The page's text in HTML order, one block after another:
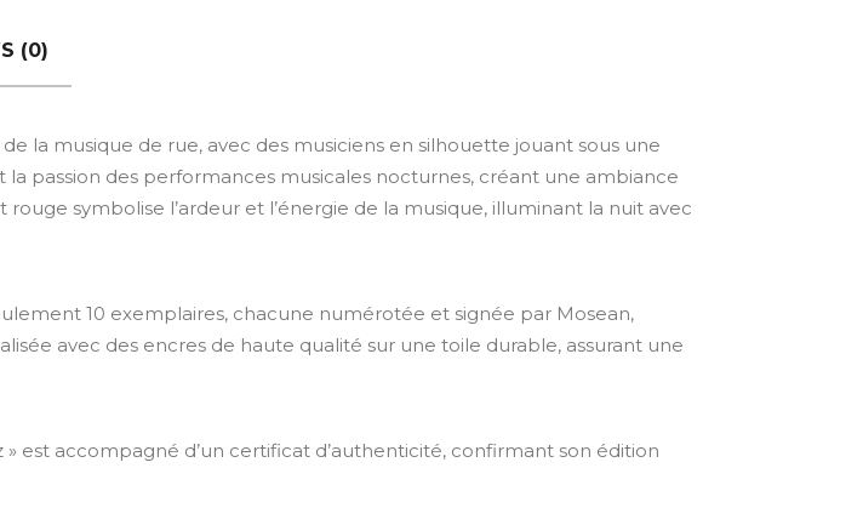
(0)
la musique de rue, avec des musiciens en silhouette jouant sous une
passion des performances musicales nocturnes, créant une ambiance
symbolise l’ardeur et l’énergie de la musique, illuminant la nuit avec
10 exemplaires, chacune numérotée et signée par Mosean,
avec des encres de haute qualité sur une toile durable, assurant une
est accompagné d’un certificat d’authenticité, confirmant son édition